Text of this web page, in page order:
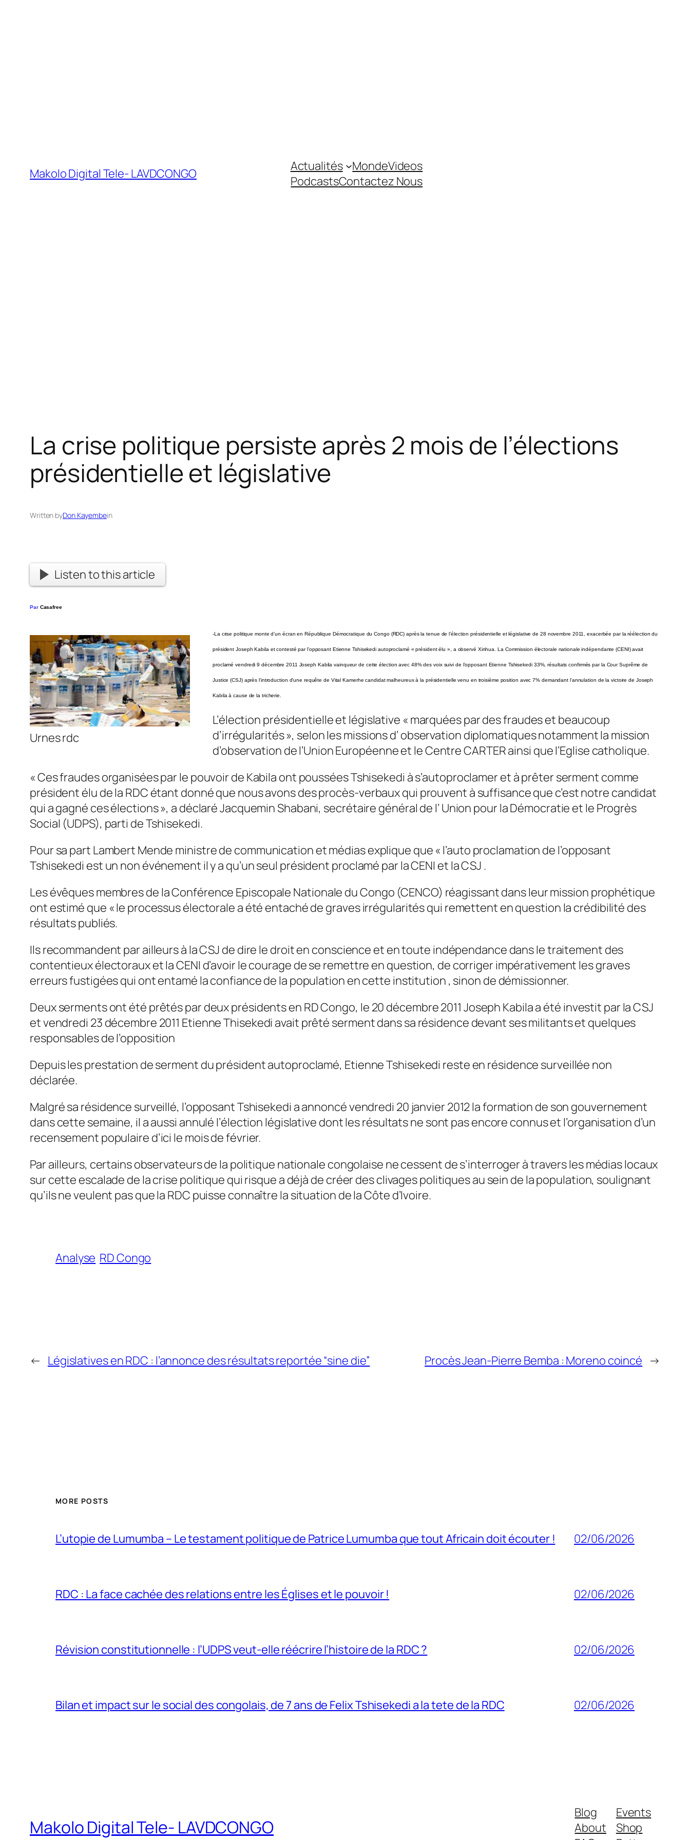
Makolo Digital Tele- LAVDCONGO Actualités MondeVideos
PodcastsContactez Nous
La crise politique persiste après 2 mois de l’élections
présidentielle et législative
Written byDon Kayembein
Listen to this article
Par Casafree
Urnes rdc
-La crise politique monte d’un écran en République Démocratique du Congo (RDC) après la tenue de l’élection présidentielle et législative de 28 novembre 2011, exacerbée par la réélection du
président Joseph Kabila et contesté par l’opposant Etienne Tshisekedi autoproclamé « président élu », a observé Xinhua. La Commission électorale nationale indépendante (CENI) avait
proclamé vendredi 9 décembre 2011 Joseph Kabila vainqueur de cette élection avec 48% des voix suivi de l’opposant Etienne Tshisekedi 33%, résultats confirmés par la Cour Suprême de
Justice (CSJ) après l’introduction d’une requête de Vital Kamerhe candidat malheureux à la présidentielle venu en troisième position avec 7% demandant l’annulation de la victoire de Joseph
Kabila à cause de la tricherie.
L’élection présidentielle et législative « marquées par des fraudes et beaucoup
d’irrégularités », selon les missions d’ observation diplomatiques notamment la mission
d’observation de l’Union Européenne et le Centre CARTER ainsi que l’Eglise catholique.
« Ces fraudes organisées par le pouvoir de Kabila ont poussées Tshisekedi à s’autoproclamer et à prêter serment comme
président élu de la RDC étant donné que nous avons des procès-verbaux qui prouvent à suffisance que c’est notre candidat
qui a gagné ces élections », a déclaré Jacquemin Shabani, secrétaire général de l’ Union pour la Démocratie et le Progrès
Social (UDPS), parti de Tshisekedi.
Pour sa part Lambert Mende ministre de communication et médias explique que « l’auto proclamation de l’opposant
Tshisekedi est un non événement il y a qu’un seul président proclamé par la CENI et la CSJ .
Les évêques membres de la Conférence Episcopale Nationale du Congo (CENCO) réagissant dans leur mission prophétique
ont estimé que « le processus électorale a été entaché de graves irrégularités qui remettent en question la crédibilité des
résultats publiés.
Ils recommandent par ailleurs à la CSJ de dire le droit en conscience et en toute indépendance dans le traitement des
contentieux électoraux et la CENI d’avoir le courage de se remettre en question, de corriger impérativement les graves
erreurs fustigées qui ont entamé la confiance de la population en cette institution , sinon de démissionner.
Deux serments ont été prêtés par deux présidents en RD Congo, le 20 décembre 2011 Joseph Kabila a été investit par la CSJ
et vendredi 23 décembre 2011 Etienne Thisekedi avait prêté serment dans sa résidence devant ses militants et quelques
responsables de l’opposition
Depuis les prestation de serment du président autoproclamé, Etienne Tshisekedi reste en résidence surveillée non
déclarée.
Malgré sa résidence surveillé, l’opposant Tshisekedi a annoncé vendredi 20 janvier 2012 la formation de son gouvernement
dans cette semaine, il a aussi annulé l’élection législative dont les résultats ne sont pas encore connus et l’organisation d’un
recensement populaire d’ici le mois de février.
Par ailleurs, certains observateurs de la politique nationale congolaise ne cessent de s’interroger à travers les médias locaux
sur cette escalade de la crise politique qui risque a déjà de créer des clivages politiques au sein de la population, soulignant
qu’ils ne veulent pas que la RDC puisse connaître la situation de la Côte d’Ivoire.
Analyse RD Congo
← Législatives en RDC : l’annonce des résultats reportée “sine die” Procès Jean-Pierre Bemba : Moreno coincé →
MORE POSTS
L’utopie de Lumumba – Le testament politique de Patrice Lumumba que tout Africain doit écouter ! 02/06/2026
RDC : La face cachée des relations entre les Églises et le pouvoir ! 02/06/2026
Révision constitutionnelle : l’UDPS veut-elle réécrire l’histoire de la RDC ? 02/06/2026
Bilan et impact sur le social des congolais, de 7 ans de Felix Tshisekedi a la tete de la RDC 02/06/2026
Makolo Digital Tele- LAVDCONGO
Blog
About
Events
Shop